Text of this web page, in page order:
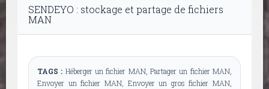
SENDEYO : stockage et partage de fichiers
MAN
TAGS : Héberger un fichier MAN, Partager un fichier MAN,
Envoyer un fichier MAN, Envoyer un gros fichier MAN,